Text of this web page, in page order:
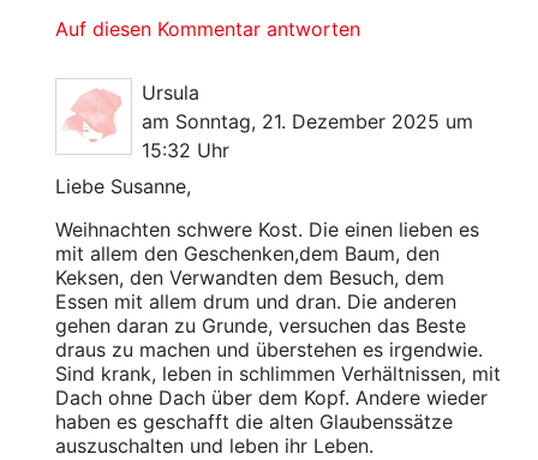
Auf diesen Kommentar antworten
Ursula
am Sonntag, 21. Dezember 2025 um
15:32 Uhr
Liebe Susanne,
Weihnachten schwere Kost. Die einen lieben es
mit allem den Geschenken,dem Baum, den
Keksen, den Verwandten dem Besuch, dem
Essen mit allem drum und dran. Die anderen
gehen daran zu Grunde, versuchen das Beste
draus zu machen und überstehen es irgendwie.
Sind krank, leben in schlimmen Verhältnissen, mit
Dach ohne Dach über dem Kopf. Andere wieder
haben es geschafft die alten Glaubenssätze
auszuschalten und leben ihr Leben.